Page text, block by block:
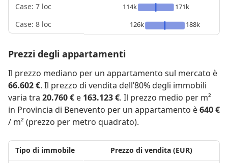
Case: 7 loc
Case: 8 loc
114k
171k
126k
188k
Prezzi degli appartamenti
Il prezzo mediano per un appartamento sul mercato è
66.602 €. Il prezzo di vendita dell’80% degli immobili
varia tra 20.760 € e 163.123 €. Il prezzo medio per m²
in Provincia di Benevento per un appartamento è640 €
/ m² (prezzo per metro quadrato).
Tipo di immobile
Prezzo di vendita (EUR)